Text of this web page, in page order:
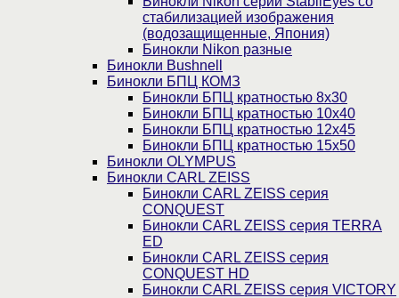
стабилизацией изображения
(водозащищенные, Япония)
Бинокли Nikon разные
Бинокли Bushnell
Бинокли БПЦ КОМЗ
Бинокли БПЦ кратностью 8х30
Бинокли БПЦ кратностью 10х40
Бинокли БПЦ кратностью 12х45
Бинокли БПЦ кратностью 15х50
Бинокли OLYMPUS
Бинокли CARL ZEISS
Бинокли CARL ZEISS серия
CONQUEST
Бинокли CARL ZEISS серия TERRA
ED
Бинокли CARL ZEISS серия
CONQUEST HD
Бинокли CARL ZEISS серия VICTORY